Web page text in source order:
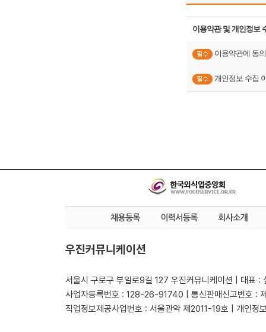
이용약관 및 개인정보
이용약관에 동
개인정보 수집
우진커뮤니케이션
서울시 구로구 부일로9길 127 우진커뮤니케이션 | 대표 :
사업자등록번호 : 128-26-91740 | 통신판매신고번호 :
직업정보제공사업번호 : 서울관악 제2011-19호 | 개인정